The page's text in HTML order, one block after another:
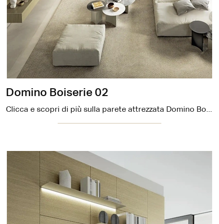
Domino Boiserie 02
Clicca e scopri di più sulla parete attrezzata Domino Boiserie 02 della firma Sangiacomo: è la soluzione dalle linee moderne perfetta per te.